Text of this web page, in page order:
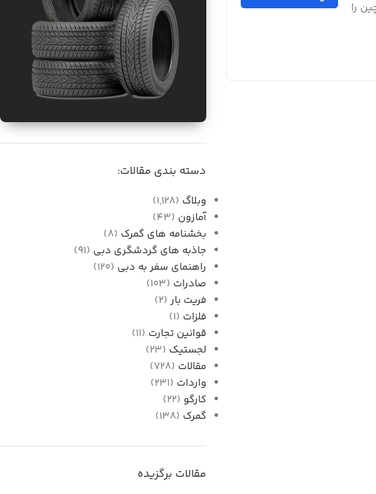
را
واردات قطعات خودرو از
دسته بندی مقالات:
وبلاگ (1,128)
آمازون (43)
بخشنامه های گمرک (8)
جاذبه های گردشگری دبی (91)
راهنمای سفر به دبی (120)
صادرات (103)
فریت بار (2)
فلزات (1)
قوانین تجارت (11)
لجستیک (23)
مقالات (728)
واردات (231)
کارگو (22)
گمرک (138)
مقالات برگزیده